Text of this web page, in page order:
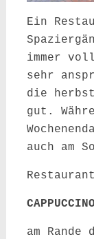
Ein
immer
sehr
die
gut.
auch am
CAPPUCCINO
am Rande